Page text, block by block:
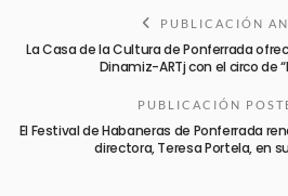
PUBLICACIÓN
La Casa de la Cultura de Ponferrada
Dinamiz-ARTj con el circo de
PUBLICACIÓN
El Festival de Habaneras de Ponferrada
directora, Teresa Portela, en